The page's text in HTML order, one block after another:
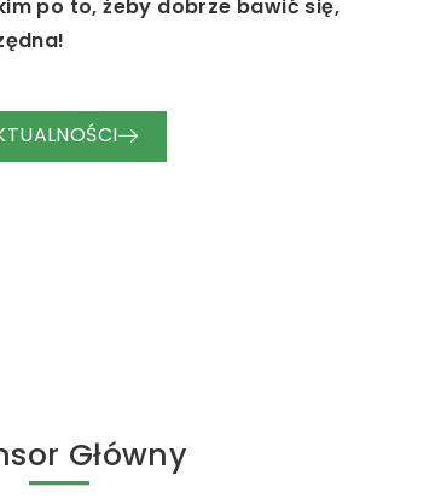
po to, żeby dobrze bawić się,
Główny